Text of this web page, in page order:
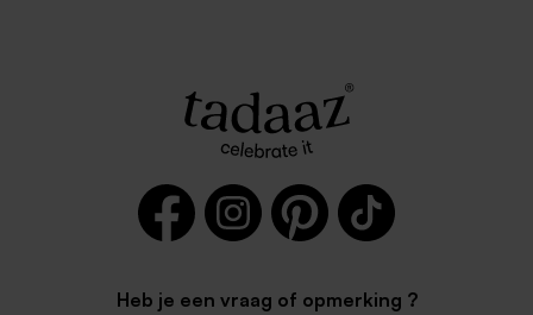
Heb je een vraag of opmerking ?